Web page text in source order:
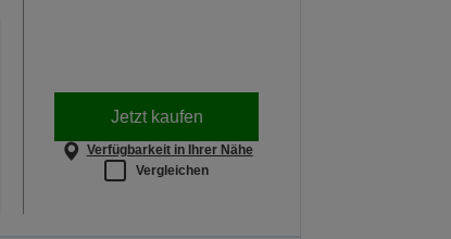
Jetzt kaufen
Verfügbarkeit in Ihrer Nähe
Vergleichen